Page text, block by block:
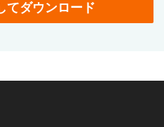
てダウンロード